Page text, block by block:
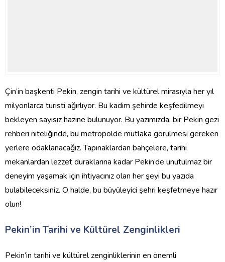
Çin’in başkenti Pekin, zengin tarihi ve kültürel mirasıyla her yıl
milyonlarca turisti ağırlıyor. Bu kadim şehirde keşfedilmeyi
bekleyen sayısız hazine bulunuyor. Bu yazımızda, bir Pekin gezi
rehberi niteliğinde, bu metropolde mutlaka görülmesi gereken
yerlere odaklanacağız. Tapınaklardan bahçelere, tarihi
mekanlardan lezzet duraklarına kadar Pekin’de unutulmaz bir
deneyim yaşamak için ihtiyacınız olan her şeyi bu yazıda
bulabileceksiniz. O halde, bu büyüleyici şehri keşfetmeye hazır
olun!
Pekin’in Tarihi ve Kültürel Zenginlikleri
Pekin’in tarihi ve kültürel zenginliklerinin en önemli